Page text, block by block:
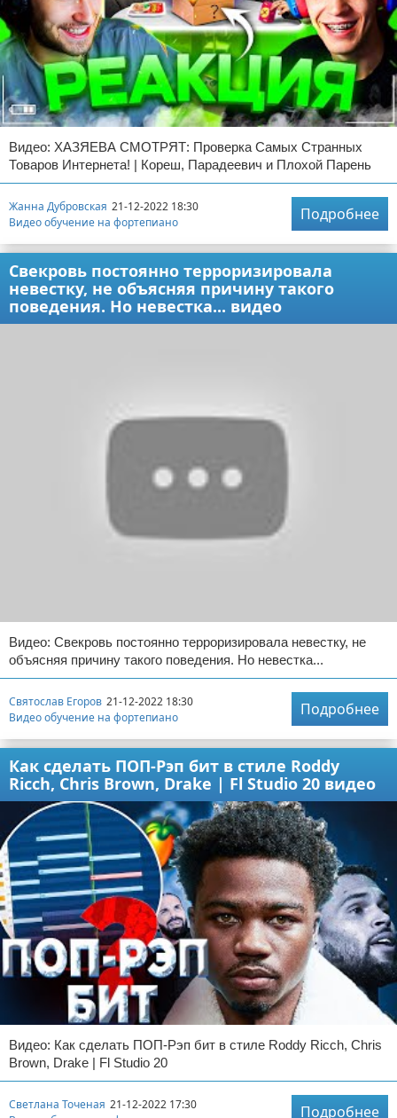
Видео: ХАЗЯЕВА СМОТРЯТ: Проверка Самых Странных
Товаров Интернета! | Кореш, Парадеевич и Плохой Парень
Жанна Дубровская 21-12-2022 18:30
Видео обучение на фортепиано
Подробнее
Свекровь постоянно терроризировала
невестку, не объясняя причину такого
поведения. Но невестка... видео
Видео: Свекровь постоянно терроризировала невестку, не
объясняя причину такого поведения. Но невестка...
Святослав Егоров 21-12-2022 18:30
Видео обучение на фортепиано
Подробнее
Как сделать ПОП-Рэп бит в стиле Roddy
Ricch, Chris Brown, Drake | Fl Studio 20 видео
Видео: Как сделать ПОП-Рэп бит в стиле Roddy Ricch, Chris
Brown, Drake | Fl Studio 20
Светлана Точеная 21-12-2022 17:30
Подробнее